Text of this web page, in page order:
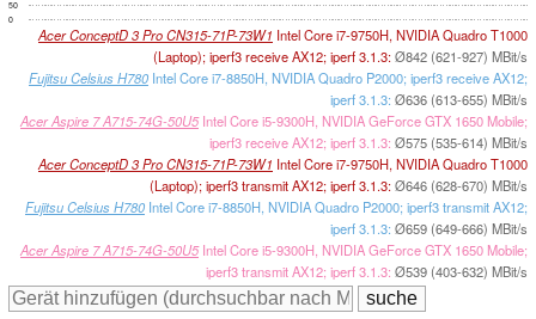
0
50
Acer ConceptD 3 Pro CN315-71P-73W1 Intel Core i7-9750H, NVIDIA Quadro T1000
(Laptop); iperf3 receive AX12; iperf 3.1.3:Ø842 (621-927) MBit/s
Fujitsu Celsius H780 Intel Core i7-8850H, NVIDIA Quadro P2000; iperf3 receive AX12;
iperf 3.1.3: Ø636 (613-655) MBit/s
Acer Aspire 7 A715-74G-50U5Intel Core i5-9300H, NVIDIA GeForce GTX 1650 Mobile;
iperf3 receive AX12; iperf 3.1.3: Ø575 (535-614) MBit/s
Acer ConceptD 3 Pro CN315-71P-73W1 Intel Core i7-9750H, NVIDIA Quadro T1000
(Laptop); iperf3 transmit AX12; iperf 3.1.3:Ø646 (628-670) MBit/s
Fujitsu Celsius H780 Intel Core i7-8850H, NVIDIA Quadro P2000; iperf3 transmit AX12;
iperf 3.1.3: Ø659 (649-666) MBit/s
Acer Aspire 7 A715-74G-50U5Intel Core i5-9300H, NVIDIA GeForce GTX 1650 Mobile;
iperf3 transmit AX12; iperf 3.1.3: Ø539 (403-632) MBit/s